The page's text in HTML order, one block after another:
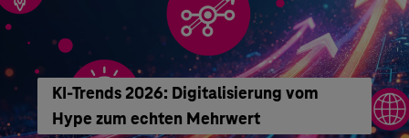
KI-Trends 2026: Digitalisierung vom
Hype zum echten Mehrwert